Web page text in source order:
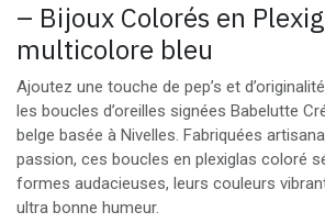
– Bijoux Colorés en
multicolore bleu
Ajoutez une touche de pep’s et
les boucles d’oreilles signées Babelutte
belge basée à Nivelles. Fabriquées
passion, ces boucles en plexiglas coloré
formes audacieuses, leurs couleurs
ultra bonne humeur.